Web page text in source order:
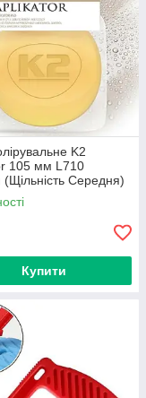
K2
105 мм L710
Середня)
Купити